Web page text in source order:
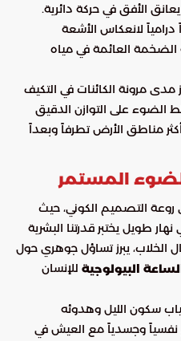
الأفق في حركة دائرية.
لانعكاس الأشعة
الضخمة العائمة في مياه
مدى مرونة الكائنات في التكيف
الضوء على التوازن الدقيق
مناطق الأرض تطرفاً وبعداً
المستمر
التصميم الكوني، حيث
طويل يختبر قدرتنا البشرية
الخلاب، يبرز تساؤل جوهري حول
البيولوجية للإنسان
سكون الليل وهدوئه
نفسياً وجسدياً مع العيش في